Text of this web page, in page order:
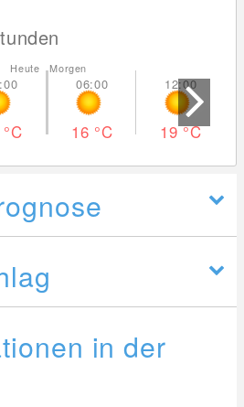
°C
Heute Morgen
16 °C 19°C
in der